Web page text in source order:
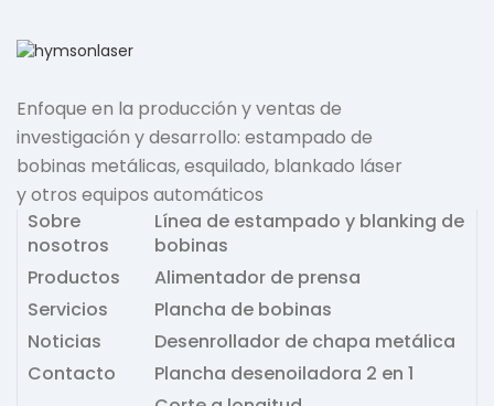
Enfoque en la producción y ventas de
investigación y desarrollo: estampado de
bobinas metálicas, esquilado, blankado láser
y otros equipos automáticos
Sobre
nosotros
Productos
Servicios
Noticias
Contacto
Línea de estampado y blanking de
bobinas
Alimentador de prensa
Plancha de bobinas
Desenrollador de chapa metálica
Plancha desenoiladora 2 en 1